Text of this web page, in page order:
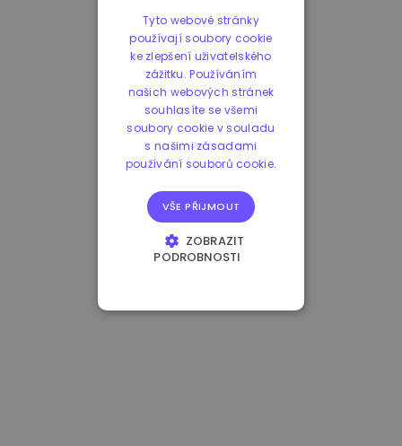
Tyto webové stránky
používají soubory cookie
ke zlepšení uživatelského
zážitku. Používáním
našich webových stránek
souhlasíte se všemi
soubory cookie v souladu
s našimi zásadami
používání souborů cookie.
VŠE PŘIJMOUT
ZOBRAZIT
PODROBNOSTI